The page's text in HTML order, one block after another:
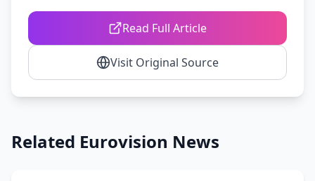
Read Full Article
Visit Original Source
Related Eurovision News